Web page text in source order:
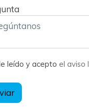
leído y acepto el aviso